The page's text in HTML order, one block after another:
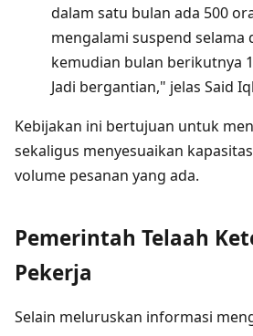
dalam satu bulan ada 500
mengalami suspend selama
kemudian bulan berikutnya
Jadi bergantian," jelas Said
Kebijakan ini bertujuan untuk
sekaligus menyesuaikan
volume pesanan yang ada.
Pemerintah Telaah
Pekerja
Selain meluruskan informasi